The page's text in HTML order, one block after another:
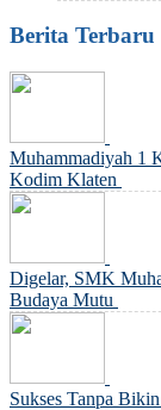
Berita Terbaru
Muhammadiyah 1
Kodim Klaten
Digelar, SMK
Budaya Mutu
Sukses Tanpa